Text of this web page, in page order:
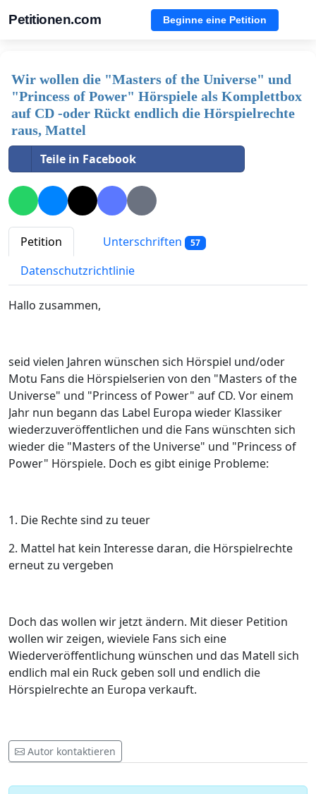
Petitionen.com Beginne eine Petition
Wir wollen die "Masters of the Universe" und
"Princess of Power" Hörspiele als Komplettbox
auf CD -oder Rückt endlich die Hörspielrechte
raus, Mattel
Teile in Facebook
Petition Unterschriften 57
Datenschutzrichtlinie
Hallo zusammen,
seid vielen Jahren wünschen sich Hörspiel und/oder
Motu Fans die Hörspielserien von den "Masters of the
Universe" und "Princess of Power" auf CD. Vor einem
Jahr nun begann das Label Europa wieder Klassiker
wiederzuveröffentlichen und die Fans wünschten sich
wieder die "Masters of the Universe" und "Princess of
Power" Hörspiele. Doch es gibt einige Probleme:
1. Die Rechte sind zu teuer
2. Mattel hat kein Interesse daran, die Hörspielrechte
erneut zu vergeben
Doch das wollen wir jetzt ändern. Mit dieser Petition
wollen wir zeigen, wieviele Fans sich eine
Wiederveröffentlichung wünschen und das Matell sich
endlich mal ein Ruck geben soll und endlich die
Hörspielrechte an Europa verkauft.
Autor kontaktieren